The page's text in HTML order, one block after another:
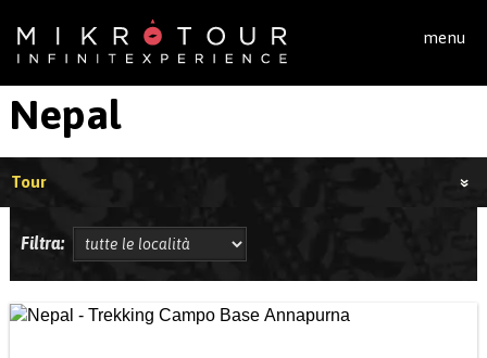
menu
Nepal
Tour
Filtra: